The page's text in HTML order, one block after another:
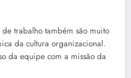
trabalho também são muito
da cultura organizacional.
da equipe com a missão da